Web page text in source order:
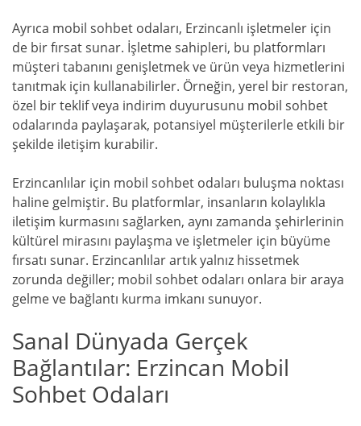
Ayrıca mobil sohbet odaları, Erzincanlı işletmeler için
de bir fırsat sunar. İşletme sahipleri, bu platformları
müşteri tabanını genişletmek ve ürün veya hizmetlerini
tanıtmak için kullanabilirler. Örneğin, yerel bir restoran,
özel bir teklif veya indirim duyurusunu mobil sohbet
odalarında paylaşarak, potansiyel müşterilerle etkili bir
şekilde iletişim kurabilir.
Erzincanlılar için mobil sohbet odaları buluşma noktası
haline gelmiştir. Bu platformlar, insanların kolaylıkla
iletişim kurmasını sağlarken, aynı zamanda şehirlerinin
kültürel mirasını paylaşma ve işletmeler için büyüme
fırsatı sunar. Erzincanlılar artık yalnız hissetmek
zorunda değiller; mobil sohbet odaları onlara bir araya
gelme ve bağlantı kurma imkanı sunuyor.
Sanal Dünyada Gerçek
Bağlantılar: Erzincan Mobil
Sohbet Odaları